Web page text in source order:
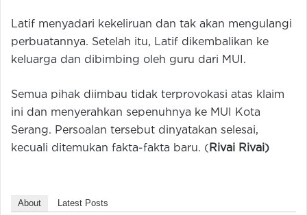
Latif menyadari kekeliruan dan tak akan mengulangi
perbuatannya. Setelah itu, Latif dikembalikan ke
keluarga dan dibimbing oleh guru dari MUI.
Semua pihak diimbau tidak terprovokasi atas klaim
ini dan menyerahkan sepenuhnya ke MUI Kota
Serang. Persoalan tersebut dinyatakan selesai,
kecuali ditemukan fakta-fakta baru. ( Rivai Rivai)
About Latest Posts